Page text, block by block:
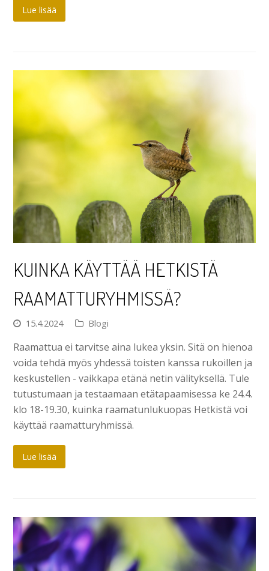
Lue lisää
KUINKA KÄYTTÄÄ HETKISTÄ
RAAMATTURYHMISSÄ?
15.4.2024 Blogi
Raamattua ei tarvitse aina lukea yksin. Sitä on hienoa
voida tehdä myös yhdessä toisten kanssa rukoillen ja
keskustellen - vaikkapa etänä netin välityksellä. Tule
tutustumaan ja testaamaan etätapaamisessa ke 24.4.
klo 18-19.30, kuinka raamatunlukuopas Hetkistä voi
käyttää raamatturyhmissä.
Lue lisää